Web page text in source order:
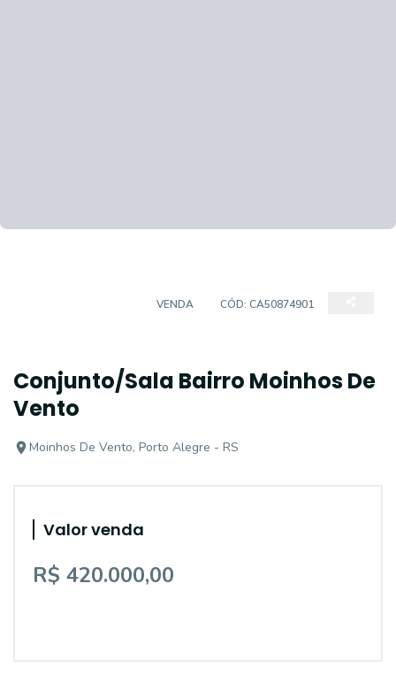
VENDA CÓD: CA50874901
Conjunto/Sala Bairro Moinhos De
Vento
Moinhos De Vento, Porto Alegre - RS
Valor venda
R$ 420.000,00